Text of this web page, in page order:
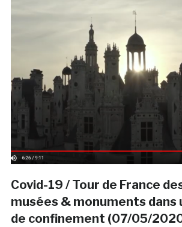
Covid-19 / Tour de France
musées & monuments dans
de confinement (07/05/